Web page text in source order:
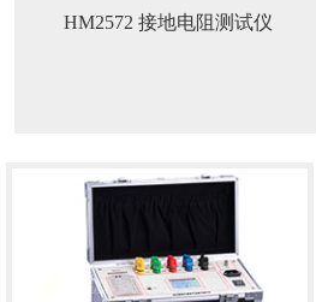
HM2572 接地电阻测试仪